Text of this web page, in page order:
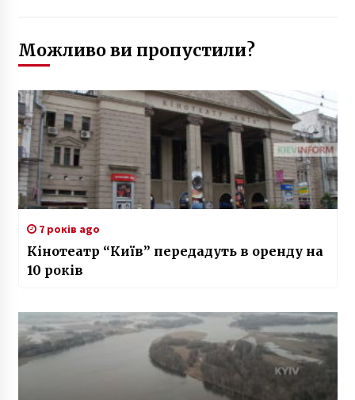
Можливо ви пропустили?
7 років ago
Кінотеатр “Київ” передадуть в оренду на
10 років